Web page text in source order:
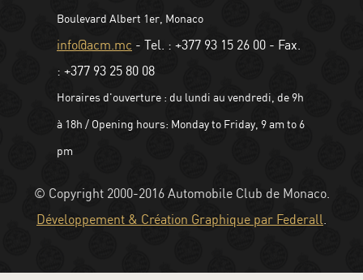
Boulevard Albert 1er, Monaco
info@acm.mc - Tel. : +377 93 15 26 00 - Fax.
: +377 93 25 80 08
Horaires d'ouverture : du lundi au vendredi, de 9h
à 18h / Opening hours: Monday to Friday, 9 am to 6
pm
© Copyright 2000-2016 Automobile Club de Monaco.
Développement & Création Graphique par Federall.